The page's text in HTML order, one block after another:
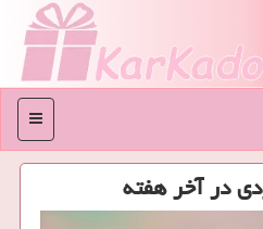
منو
در آخر هفته